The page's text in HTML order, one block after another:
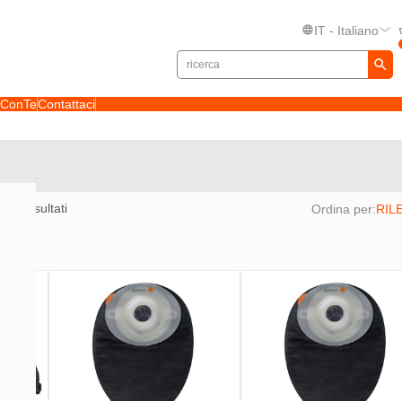
IT - Italiano
Contattaci
risultati Ordina per: